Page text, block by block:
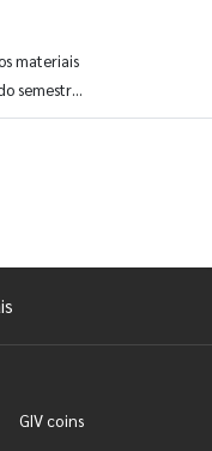
materiais
semestre
GIV coins